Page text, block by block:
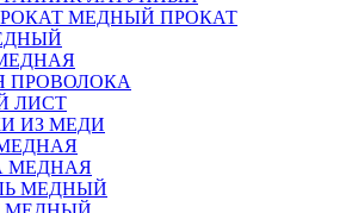
МЕДНЫЙ ПРОКАТ
ПРОВОЛОКА
ЛИСТ
ИЗ МЕДИ
МЕДНАЯ
МЕДНЫЙ